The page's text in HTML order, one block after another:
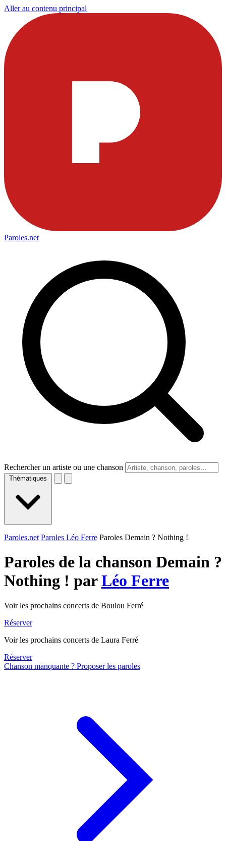
Aller au contenu principal
Paroles.net
Rechercher un artiste ou une chanson
Thématiques
Paroles.net Paroles Léo Ferre Paroles Demain ? Nothing !
Paroles de la chanson Demain ?
Nothing ! parLéo Ferre
Voir les prochains concerts de Boulou Ferré
Réserver
Voir les prochains concerts de Laura Ferré
Réserver
Chanson manquante ? Proposer les paroles